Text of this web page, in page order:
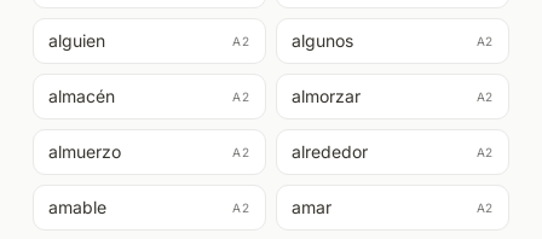
alguien A2 algunos A2
almacén A2 almorzar A2
almuerzo A2 alrededor A2
amable A2 amar A2